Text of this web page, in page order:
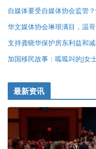
自媒体要受自媒体协会监管？
华文媒体协会琳琅满目，温
支持龚晓华保护房东利益和
加国移民故事：呱呱叫的J女
最新资讯